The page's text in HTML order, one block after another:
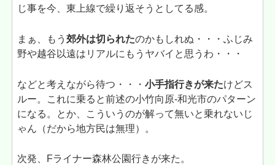
じ事を今、東上線で繰り返そうとしてる感。
まぁ、もう郊外は切られたのかもしれぬ・・・ふじみ
野や越谷以遠はリアルにもうヤバイと思うわ・・・
などと考えながら待つ・・・小手指行きが来たけどス
ルー。これに乗ると前述の小竹向原-和光市のパターン
になる。とか、こういうのが解って無いと乗れないじ
ゃん（だから地方民は無理）。
次発、Fライナー森林公園行きが来た。